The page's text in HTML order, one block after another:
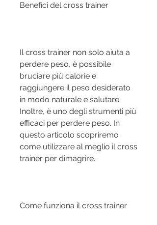
Benefici del cross trainer
Il cross trainer non solo aiuta a
perdere peso, è possibile
bruciare più calorie e
raggiungere il peso desiderato
in modo naturale e salutare.
Inoltre, è uno degli strumenti più
efficaci per perdere peso. In
questo articolo scopriremo
come utilizzare al meglio il cross
trainer per dimagrire.
Come funziona il cross trainer